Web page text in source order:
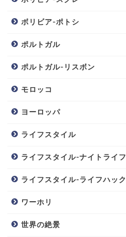
ボリビア-ポトシ
ポルトガル
ポルトガル-リスボン
モロッコ
ヨーロッパ
ライフスタイル
ライフスタイル-ナイトライフ
ライフスタイル-ライフハック
ワーホリ
世界の絶景